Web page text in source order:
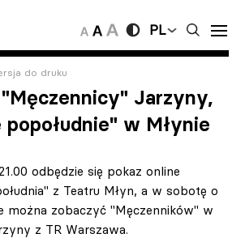
PL
do druku
Jarzyny,
w Młynie
odbędzie się pokaz online
z Teatru Młyn, a w sobotę o
można zobaczyć "Męczenników" w
z TR Warszawa.